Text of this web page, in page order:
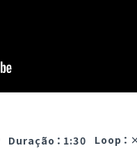
Duração ： 1:30 Loop ：